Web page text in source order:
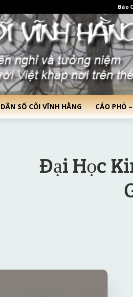
Báo
DÂN SỐ CÕI VĨNH HẰNG CÁO PHÓ
Đại Học